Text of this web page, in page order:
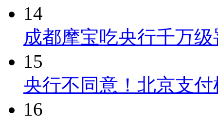
14
成都摩宝吃央行千万
15
央行不同意！北京支
16